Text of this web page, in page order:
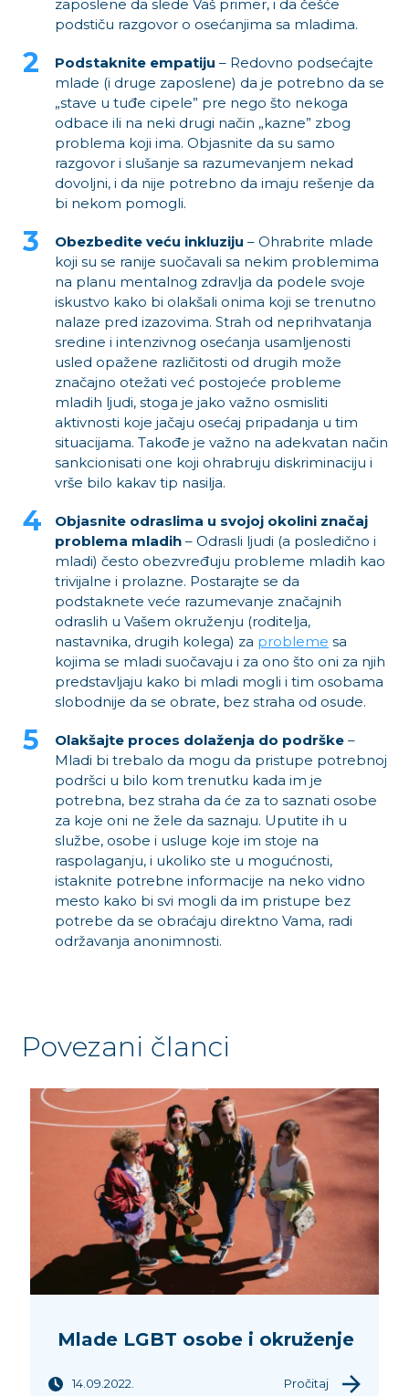
zaposlene da slede Vaš primer, i da češće
podstiču razgovor o osećanjima sa mladima.
Podstaknite empatiju – Redovno podsećajte
mlade (i druge zaposlene) da je potrebno da se
„stave u tuđe cipele” pre nego što nekoga
odbace ili na neki drugi način „kazne” zbog
problema koji ima. Objasnite da su samo
razgovor i slušanje sa razumevanjem nekad
dovoljni, i da nije potrebno da imaju rešenje da
bi nekom pomogli.
Obezbedite veću inkluziju – Ohrabrite mlade
koji su se ranije suočavali sa nekim problemima
na planu mentalnog zdravlja da podele svoje
iskustvo kako bi olakšali onima koji se trenutno
nalaze pred izazovima. Strah od neprihvatanja
sredine i intenzivnog osećanja usamljenosti
usled opažene različitosti od drugih može
značajno otežati već postojeće probleme
mladih ljudi, stoga je jako važno osmisliti
aktivnosti koje jačaju osećaj pripadanja u tim
situacijama. Takođe je važno na adekvatan način
sankcionisati one koji ohrabruju diskriminaciju i
vrše bilo kakav tip nasilja.
Objasnite odraslima u svojoj okolini značaj
problema mladih – Odrasli ljudi (a posledično i
mladi) često obezvređuju probleme mladih kao
trivijalne i prolazne. Postarajte se da
podstaknete veće razumevanje značajnih
odraslih u Vašem okruženju (roditelja,
nastavnika, drugih kolega) za probleme sa
kojima se mladi suočavaju i za ono što oni za njih
predstavljaju kako bi mladi mogli i tim osobama
slobodnije da se obrate, bez straha od osude.
Olakšajte proces dolaženja do podrške –
Mladi bi trebalo da mogu da pristupe potrebnoj
podršci u bilo kom trenutku kada im je
potrebna, bez straha da će za to saznati osobe
za koje oni ne žele da saznaju. Uputite ih u
službe, osobe i usluge koje im stoje na
raspolaganju, i ukoliko ste u mogućnosti,
istaknite potrebne informacije na neko vidno
mesto kako bi svi mogli da im pristupe bez
potrebe da se obraćaju direktno Vama, radi
održavanja anonimnosti.
Povezani članci
Mlade LGBT osobe i okruženje
14.09.2022. Pročitaj